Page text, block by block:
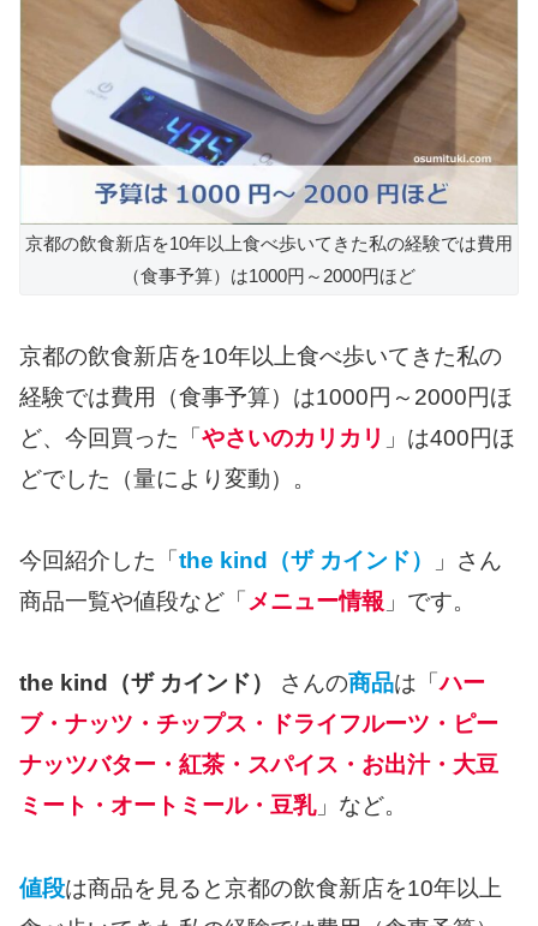
京都の飲食新店を10年以上食べ歩いてきた私の経験では費用
（食事予算）は1000円～2000円ほど
京都の飲食新店を10年以上食べ歩いてきた私の
経験では費用（食事予算）は1000円～2000円ほ
ど、今回買った「 やさいのカリカリ 」は400円ほ
どでした（量により変動）。
今回紹介した「 the kind（ザ カインド）
」さん
商品一覧や値段など「 メニュー情報 」です。
the kind（ザ カインド） さんの商品は「ハー
ブ・ナッツ・チップス・ドライフルーツ・ピー
ナッツバター・紅茶・スパイス・お出汁・大豆
ミート・オートミール・豆乳」など。
値段は商品を見ると京都の飲食新店を10年以上